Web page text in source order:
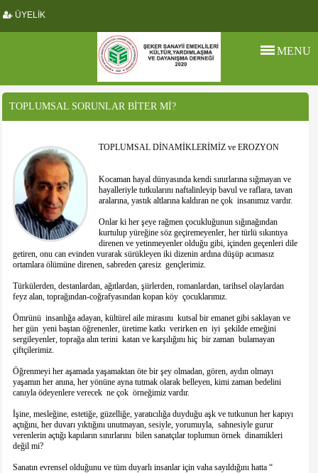
ÜYELİK
MENU
TOPLUMSAL SORUNLAR BİTER Mİ?
TOPLUMSAL DİNAMİKLERİMİZ ve EROZYON
Kocaman hayal dünyasında kendi sınırlarına sığmayan ve
hayalleriyle tutkularını naftalinleyip bavul ve raflara, tavan
aralarına, yastık altlarına kaldıran ne çok insanımız vardır.
Onlar ki her şeye rağmen çocukluğunun sığınağından
kurtulup yüreğine söz geçiremeyenler, her türlü sıkıntıya
direnen ve yetinmeyenler olduğu gibi, içinden geçenleri dile
getiren, onu can evinden vurarak sürükleyen iki dizenin ardına düşüp acımasız
ortamlara ölümüne direnen, sabreden çaresiz gençlerimiz.
Türkülerden, destanlardan, ağıtlardan, şiirlerden, romanlardan, tarihsel olaylardan
feyz alan, toprağından-coğrafyasından kopan köy çocuklarımız.
Ömrünü insanlığa adayan, kültürel aile mirasını kutsal bir emanet gibi saklayan ve
her gün yeni baştan öğrenenler, üretime katkı verirken en iyi şekilde emeğini
sergileyenler, toprağa alın terini katan ve karşılığını hiç bir zaman bulamayan
çiftçilerimiz.
Öğrenmeyi her aşamada yaşamaktan öte bir şey olmadan, gören, aydın olmayı
yaşamın her anına, her yönüne ayna tutmak olarak belleyen, kimi zaman bedelini
canıyla ödeyenlere verecek ne çok örneğimiz vardır.
İşine, mesleğine, estetiğe, güzelliğe, yaratıcılığa duyduğu aşk ve tutkunun her kapıyı
açtığını, her duvarı yıktığını unutmayan, sesiyle, yorumuyla, sahnesiyle gurur
verenlerin açtığı kapıların sınırlarını bilen sanatçılar toplumun örnek dinamikleri
değil mi?
Sanatın evrensel olduğunu ve tüm duyarlı insanlar için vaha sayıldığını hatta “